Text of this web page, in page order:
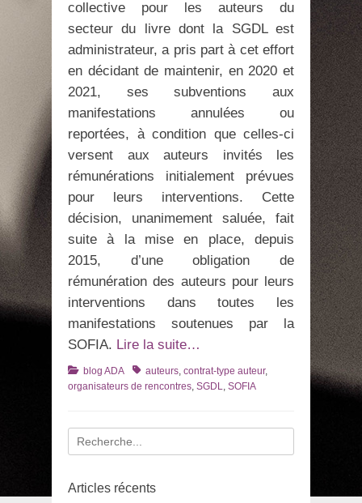
collective pour les auteurs du
secteur du livre dont la SGDL est
administrateur, a pris part à cet effort
en décidant de maintenir, en 2020 et
2021, ses subventions aux
manifestations annulées ou
reportées, à condition que celles-ci
versent aux auteurs invités les
rémunérations initialement prévues
pour leurs interventions. Cette
décision, unanimement saluée, fait
suite à la mise en place, depuis
2015, d’une obligation de
rémunération des auteurs pour leurs
interventions dans toutes les
manifestations soutenues par la
SOFIA. Lire la suite…
Catégories
blog ADA Tagsauteurs, contrat-type auteur,
organisateurs de rencontres, SGDL, SOFIA
Recherche
pour
Articles récents